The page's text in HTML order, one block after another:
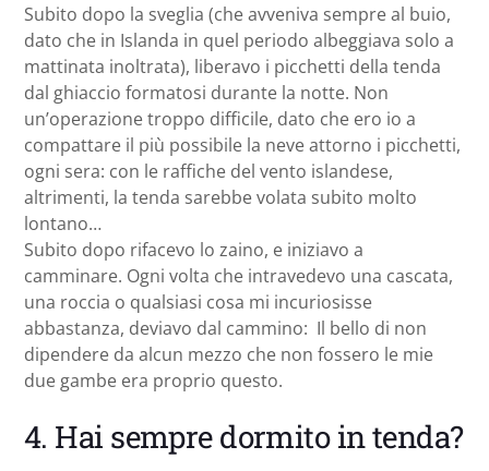
Subito dopo la sveglia (che avveniva sempre al buio,
dato che in Islanda in quel periodo albeggiava solo a
mattinata inoltrata), liberavo i picchetti della tenda
dal ghiaccio formatosi durante la notte. Non
un’operazione troppo difficile, dato che ero io a
compattare il più possibile la neve attorno i picchetti,
ogni sera: con le raffiche del vento islandese,
altrimenti, la tenda sarebbe volata subito molto
lontano…
Subito dopo rifacevo lo zaino, e iniziavo a
camminare. Ogni volta che intravedevo una cascata,
una roccia o qualsiasi cosa mi incuriosisse
abbastanza, deviavo dal cammino: Il bello di non
dipendere da alcun mezzo che non fossero le mie
due gambe era proprio questo.
4. Hai sempre dormito in tenda?